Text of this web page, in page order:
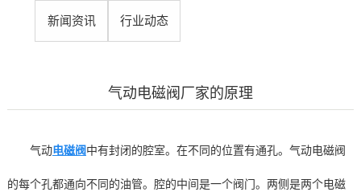
新闻资讯 行业动态
气动电磁阀厂家的原理
气动电磁阀 中有封闭的腔室。在不同的位置有通孔。气动电磁阀
的每个孔都通向不同的油管。腔的中间是一个阀门。两侧是两个电磁